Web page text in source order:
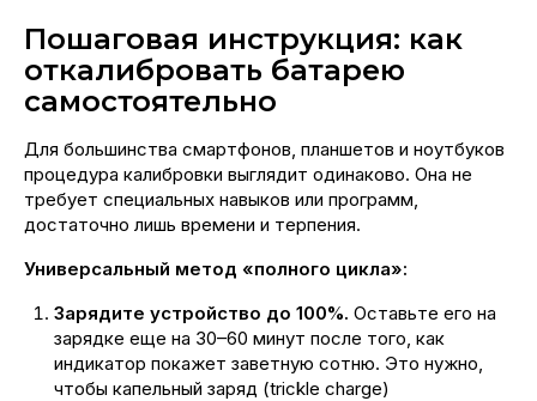
Пошаговая инструкция: как
откалибровать батарею
самостоятельно
Для большинства смартфонов, планшетов и ноутбуков
процедура калибровки выглядит одинаково. Она не
требует специальных навыков или программ,
достаточно лишь времени и терпения.
Универсальный метод «полного цикла»:
Зарядите устройство до 100%. Оставьте его на
зарядке еще на 30–60 минут после того, как
индикатор покажет заветную сотню. Это нужно,
чтобы капельный заряд (trickle charge)